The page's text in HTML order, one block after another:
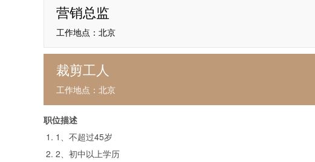
营销总监
工作地点：北京
裁剪工人
工作地点：北京
职位描述
1、不超过45岁
2、初中以上学历